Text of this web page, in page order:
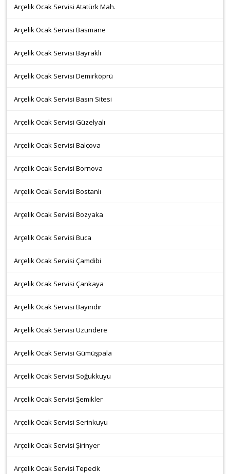
Arçelik Ocak Servisi Atatürk Mah.
Arçelik Ocak Servisi Basmane
Arçelik Ocak Servisi Bayraklı
Arçelik Ocak Servisi Demirköprü
Arçelik Ocak Servisi Basın Sitesi
Arçelik Ocak Servisi Güzelyalı
Arçelik Ocak Servisi Balçova
Arçelik Ocak Servisi Bornova
Arçelik Ocak Servisi Bostanlı
Arçelik Ocak Servisi Bozyaka
Arçelik Ocak Servisi Buca
Arçelik Ocak Servisi Çamdibi
Arçelik Ocak Servisi Çankaya
Arçelik Ocak Servisi Bayındır
Arçelik Ocak Servisi Uzundere
Arçelik Ocak Servisi Gümüşpala
Arçelik Ocak Servisi Soğukkuyu
Arçelik Ocak Servisi Şemikler
Arçelik Ocak Servisi Serinkuyu
Arçelik Ocak Servisi Şirinyer
Arçelik Ocak Servisi Tepecik